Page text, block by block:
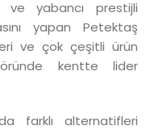
yabancı prestijli
yapan Petektaş
ve çok çeşitli ürün
kentte lider
farklı alternatifleri